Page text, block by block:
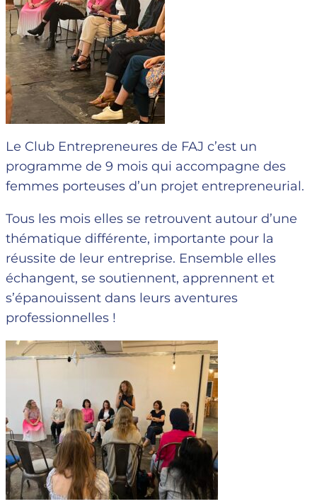
Le Club Entrepreneures de FAJ c’est un
programme de 9 mois qui accompagne des
femmes porteuses d’un projet entrepreneurial.
Tous les mois elles se retrouvent autour d’une
thématique différente, importante pour la
réussite de leur entreprise. Ensemble elles
échangent, se soutiennent, apprennent et
s’épanouissent dans leurs aventures
professionnelles !